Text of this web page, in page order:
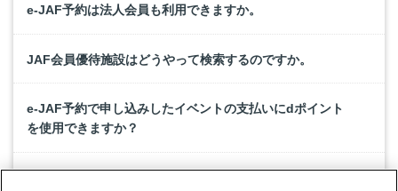
e-JAF予約は法人会員も利用できますか。
JAF会員優待施設はどうやって検索するのですか。
e-JAF予約で申し込みしたイベントの支払いにdポイント
を使用できますか？